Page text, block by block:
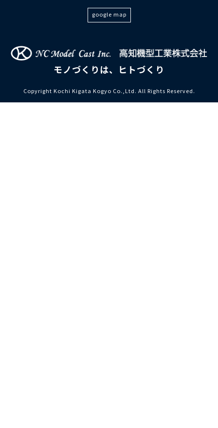
google map
モノづくりは、ヒトづくり
Copyright Kochi Kigata Kogyo Co.,Ltd. All Rights Reserved.